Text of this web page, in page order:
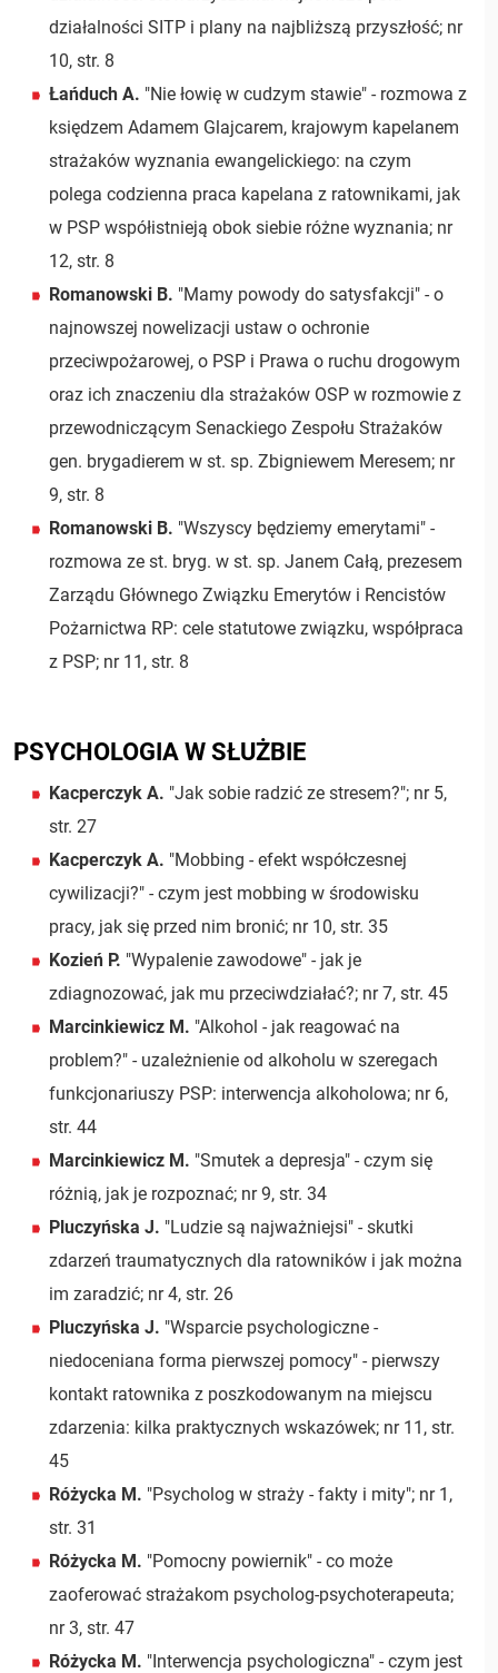
działalności SITP i plany na najbliższą przyszłość; nr
10, str. 8
Łańduch A. "Nie łowię w cudzym stawie" - rozmowa z
księdzem Adamem Glajcarem, krajowym kapelanem
strażaków wyznania ewangelickiego: na czym
polega codzienna praca kapelana z ratownikami, jak
w PSP współistnieją obok siebie różne wyznania; nr
12, str. 8
Romanowski B. "Mamy powody do satysfakcji" - o
najnowszej nowelizacji ustaw o ochronie
przeciwpożarowej, o PSP i Prawa o ruchu drogowym
oraz ich znaczeniu dla strażaków OSP w rozmowie z
przewodniczącym Senackiego Zespołu Strażaków
gen. brygadierem w st. sp. Zbigniewem Meresem; nr
9, str. 8
Romanowski B. "Wszyscy będziemy emerytami" -
rozmowa ze st. bryg. w st. sp. Janem Całą, prezesem
Zarządu Głównego Związku Emerytów i Rencistów
Pożarnictwa RP: cele statutowe związku, współpraca
z PSP; nr 11, str. 8
PSYCHOLOGIA W SŁUŻBIE
Kacperczyk A. "Jak sobie radzić ze stresem?"; nr 5,
str. 27
Kacperczyk A. "Mobbing - efekt współczesnej
cywilizacji?" - czym jest mobbing w środowisku
pracy, jak się przed nim bronić; nr 10, str. 35
Kozień P. "Wypalenie zawodowe" - jak je
zdiagnozować, jak mu przeciwdziałać?; nr 7, str. 45
Marcinkiewicz M. "Alkohol - jak reagować na
problem?" - uzależnienie od alkoholu w szeregach
funkcjonariuszy PSP: interwencja alkoholowa; nr 6,
str. 44
Marcinkiewicz M. "Smutek a depresja" - czym się
różnią, jak je rozpoznać; nr 9, str. 34
Pluczyńska J. "Ludzie są najważniejsi" - skutki
zdarzeń traumatycznych dla ratowników i jak można
im zaradzić; nr 4, str. 26
Pluczyńska J. "Wsparcie psychologiczne -
niedoceniana forma pierwszej pomocy" - pierwszy
kontakt ratownika z poszkodowanym na miejscu
zdarzenia: kilka praktycznych wskazówek; nr 11, str.
45
Różycka M. "Psycholog w straży - fakty i mity"; nr 1,
str. 31
Różycka M. "Pomocny powiernik" - co może
zaoferować strażakom psycholog-psychoterapeuta;
nr 3, str. 47
Różycka M. "Interwencja psychologiczna" - czym jest